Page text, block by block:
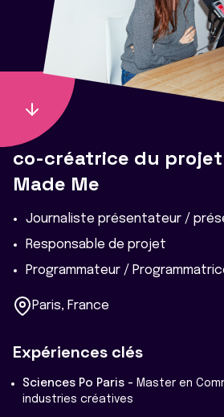
co-créatrice du projet
Made Me
Journaliste présentateur /
Responsable de projet
Programmateur /
Paris, France
Expériences clés
Sciences Po Paris - Master en
industries créatives